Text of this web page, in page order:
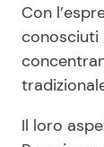
Con
conosciuti
Il loro